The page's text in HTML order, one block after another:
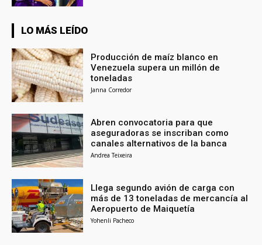
LO MÁS LEÍDO
Producción de maíz blanco en
Venezuela supera un millón de
toneladas
Janna Corredor
Abren convocatoria para que
aseguradoras se inscriban como
canales alternativos de la banca
Andrea Teixeira
Llega segundo avión de carga con
más de 13 toneladas de mercancía al
Aeropuerto de Maiquetía
Yohenli Pacheco